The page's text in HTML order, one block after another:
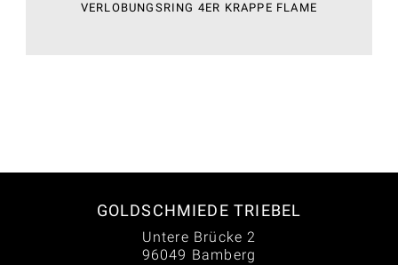
VERLOBUNGSRING 4ER KRAPPE FLAME
GOLDSCHMIEDE TRIEBEL
Untere Brücke 2
96049 Bamberg